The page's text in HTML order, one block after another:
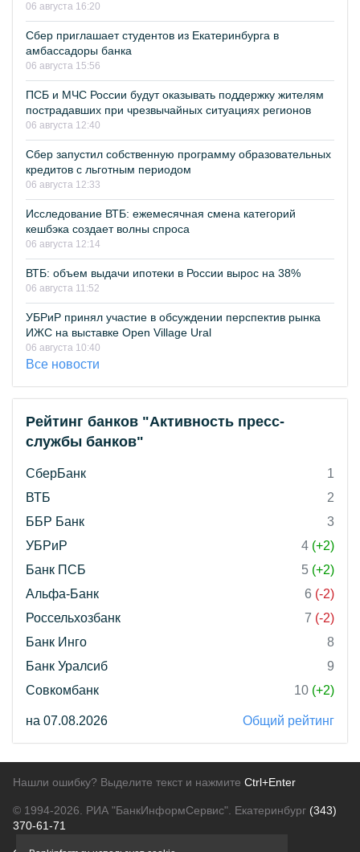
06 августа 16:20
Сбер приглашает студентов из Екатеринбурга в
амбассадоры банка
06 августа 15:56
ПСБ и МЧС России будут оказывать поддержку жителям
пострадавших при чрезвычайных ситуациях регионов
06 августа 12:40
Сбер запустил собственную программу образовательных
кредитов с льготным периодом
06 августа 12:33
Исследование ВТБ: ежемесячная смена категорий
кешбэка создает волны спроса
06 августа 12:14
ВТБ: объем выдачи ипотеки в России вырос на 38%
06 августа 11:52
УБРиР принял участие в обсуждении перспектив рынка
ИЖС на выставке Open Village Ural
06 августа 10:40
Все новости
Рейтинг банков "Активность пресс-
службы банков"
СберБанк
1
ВТБ
2
ББР Банк
3
УБРиР
4 (+2)
Банк ПСБ
5 (+2)
Альфа-Банк
6 (-2)
Россельхозбанк
7 (-2)
Банк Инго
8
Банк Уралсиб
9
Совкомбанк
10 (+2)
на 07.08.2026 Общий рейтинг
Нашли ошибку? Выделите текст и нажмите Ctrl+Enter
© 1994-2026. РИА "БанкИнформСервис". Екатеринбург (343)
370-61-71